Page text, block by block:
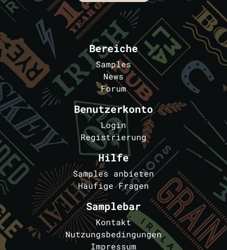
Bereiche
Samples
News
Forum
Benutzerkonto
Login
Registrierung
Hilfe
Samples anbieten
Häufige Fragen
Samplebar
Kontakt
Nutzungsbedingungen
Impressum